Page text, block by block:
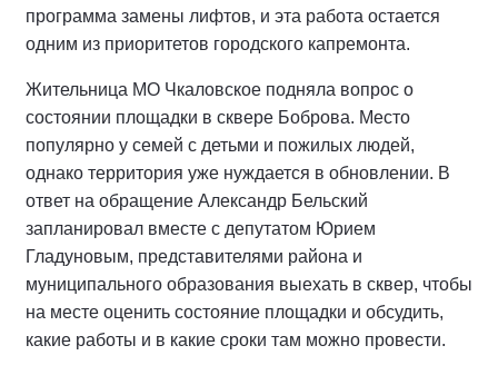
программа замены лифтов, и эта работа остается
одним из приоритетов городского капремонта.
Жительница МО Чкаловское подняла вопрос о
состоянии площадки в сквере Боброва. Место
популярно у семей с детьми и пожилых людей,
однако территория уже нуждается в обновлении. В
ответ на обращение Александр Бельский
запланировал вместе с депутатом Юрием
Гладуновым, представителями района и
муниципального образования выехать в сквер, чтобы
на месте оценить состояние площадки и обсудить,
какие работы и в какие сроки там можно провести.